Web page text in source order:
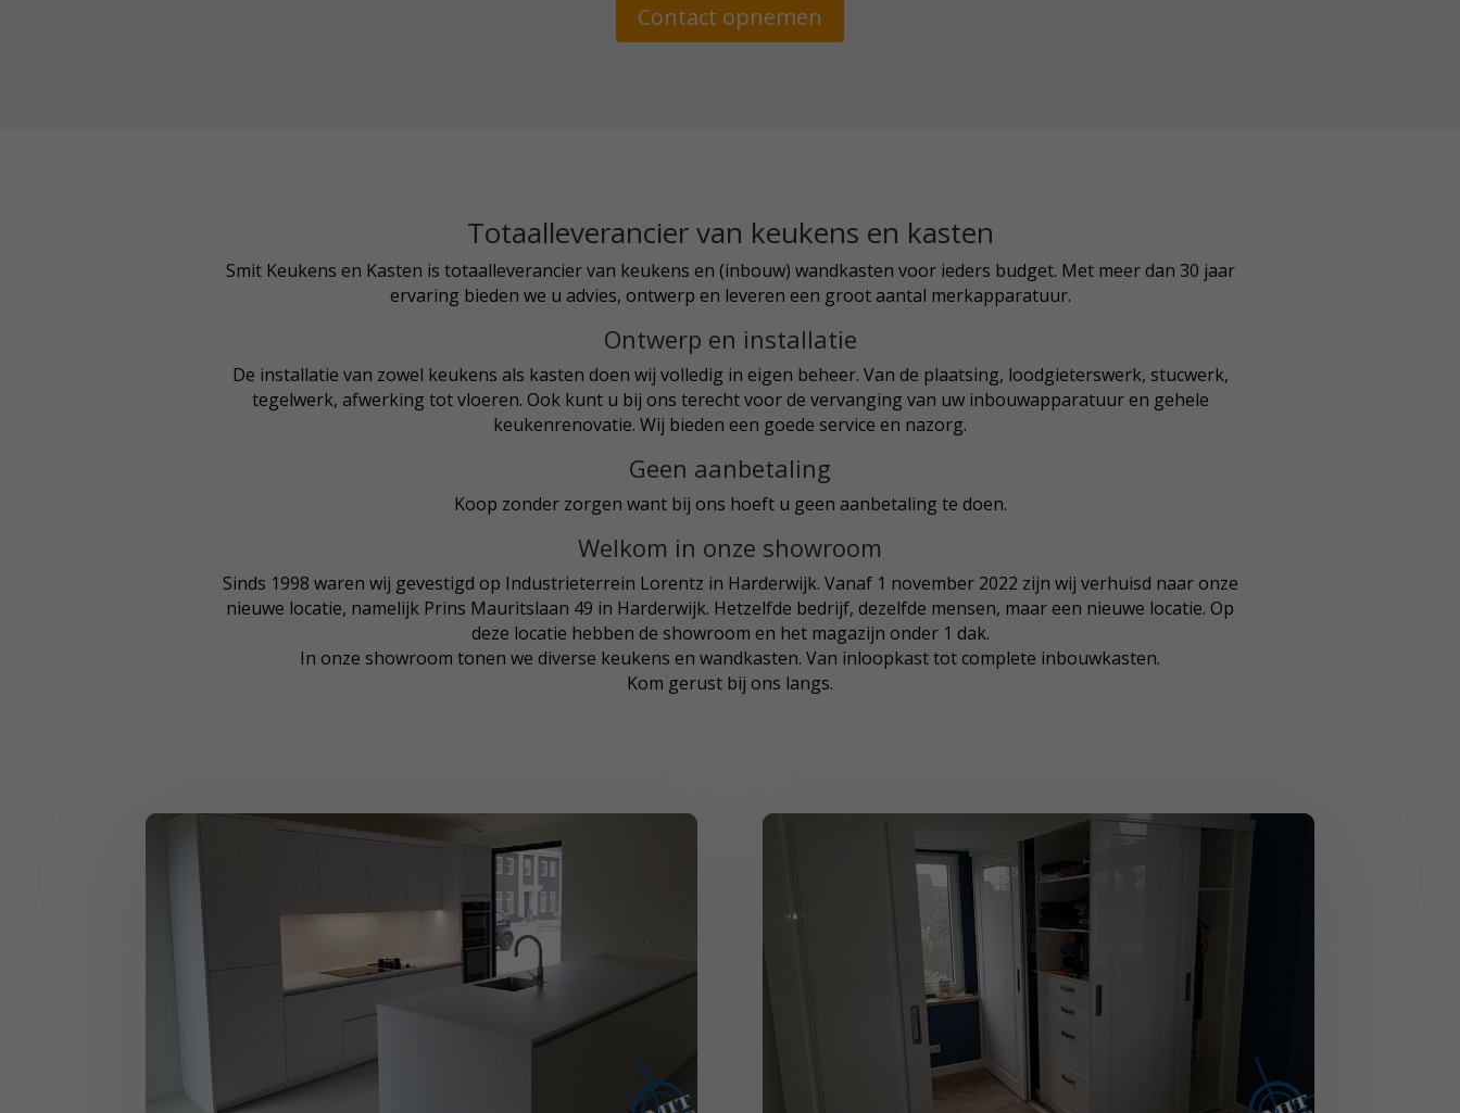
Contact opnemen
Totaalleverancier van keukens en kasten
Smit Keukens en Kasten is totaalleverancier van keukens en (inbouw) wandkasten voor ieders budget. Met meer dan 30 jaar
ervaring bieden we u advies, ontwerp en leveren een groot aantal merkapparatuur.
Ontwerp en installatie
De installatie van zowel keukens als kasten doen wij volledig in eigen beheer. Van de plaatsing, loodgieterswerk, stucwerk,
tegelwerk, afwerking tot vloeren. Ook kunt u bij ons terecht voor de vervanging van uw inbouwapparatuur en gehele
keukenrenovatie. Wij bieden een goede service en nazorg.
Geen aanbetaling
Koop zonder zorgen want bij ons hoeft u geen aanbetaling te doen.
Welkom in onze showroom
Sinds 1998 waren wij gevestigd op Industrieterrein Lorentz in Harderwijk. Vanaf 1 november 2022 zijn wij verhuisd naar onze
nieuwe locatie, namelijk Prins Mauritslaan 49 in Harderwijk. Hetzelfde bedrijf, dezelfde mensen, maar een nieuwe locatie. Op
deze locatie hebben de showroom en het magazijn onder 1 dak.
In onze showroom tonen we diverse keukens en wandkasten. Van inloopkast tot complete inbouwkasten.
Kom gerust bij ons langs.